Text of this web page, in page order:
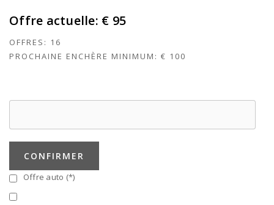
Offre actuelle: € 95
OFFRES: 16
PROCHAINE ENCHÈRE MINIMUM: € 100
CONFIRMER
Offre auto (*)